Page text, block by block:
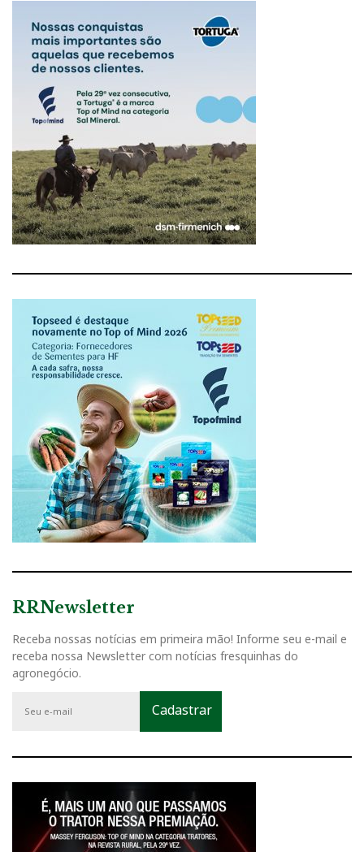
RRNewsletter
Receba nossas notícias em primeira mão! Informe seu e-mail e
receba nossa Newsletter com notícias fresquinhas do
agronegócio.